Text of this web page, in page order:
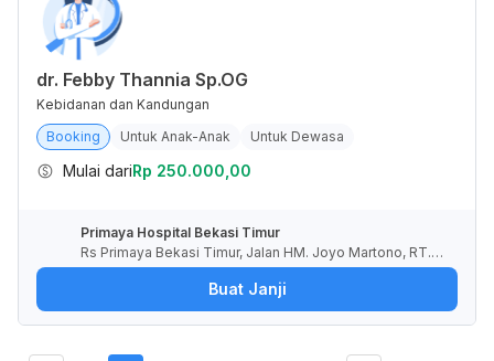
dr. Febby Thannia Sp.OG
Kebidanan dan Kandungan
Booking
Untuk Anak-Anak Untuk Dewasa
Mulai dariRp 250.000,00
Primaya Hospital Bekasi Timur
Rs Primaya Bekasi Timur, Jalan HM. Joyo Martono, RT.0
03/RW.021, Margahayu, Kota Bekasi, Jawa Barat, Indone
Buat Janji